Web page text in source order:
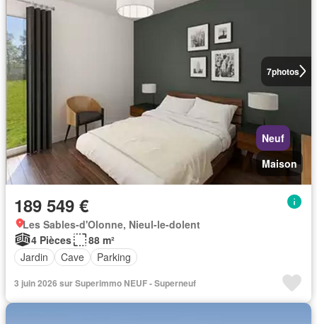
7photos
Neuf
Maison
189 549 €
Les Sables-d'Olonne, Nieul-le-dolent
4 Pièces
88 m²
Jardin
Cave Parking
3 juin 2026 sur Superimmo NEUF - Superneuf